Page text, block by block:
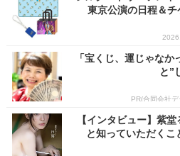
東京公演の日程＆
「宝くじ、運じゃな
と”
PR(合同会社
【インタビュー】紫
と知っていただく